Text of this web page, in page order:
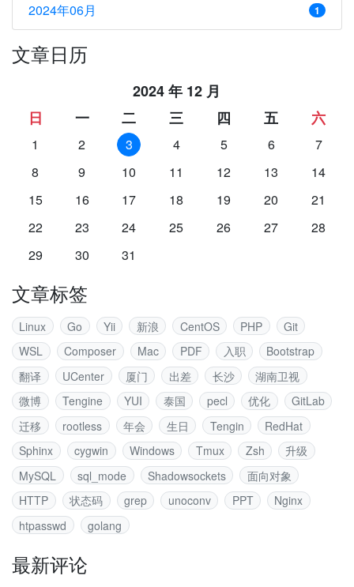
2024年06月 1
文章日历
2024 年 12 月
日
一 二 三 四 五 六
1 2 3 4 5 6
7
8
9 10 11 12 13
14
15
16 17 18 19 20
21
22
23 24 25 26 27
28
29
30 31
文章标签
Linux Go Yii 新浪 CentOS PHP
Git
WSL
Composer Mac PDF 入职
Bootstrap
翻译
UCenter 厦门 出差 长沙
湖南卫视
微博
Tengine YUI 泰国 pecl 优化
GitLab
迁移
rootless 年会 生日 Tengin
RedHat
Sphinx
cygwin Windows Tmux Zsh
升级
MySQL
sql_mode Shadowsockets
面向对象
HTTP
状态码 grep unoconv PPT
Nginx
htpasswd
golang
最新评论